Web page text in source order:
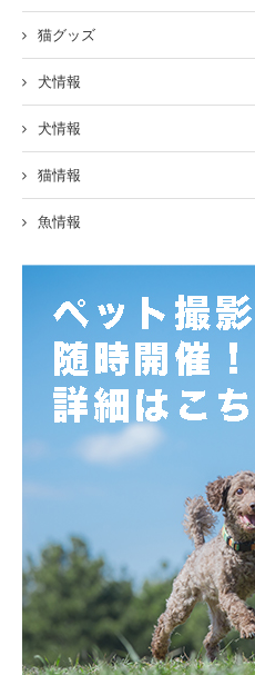
猫グッズ
犬情報
犬情報
猫情報
魚情報